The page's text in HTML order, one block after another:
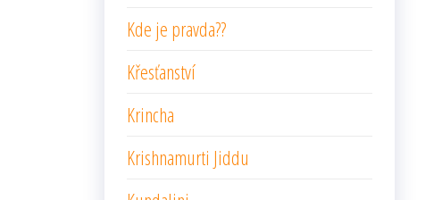
Kde je pravda??
Křesťanství
Krincha
Krishnamurti Jiddu